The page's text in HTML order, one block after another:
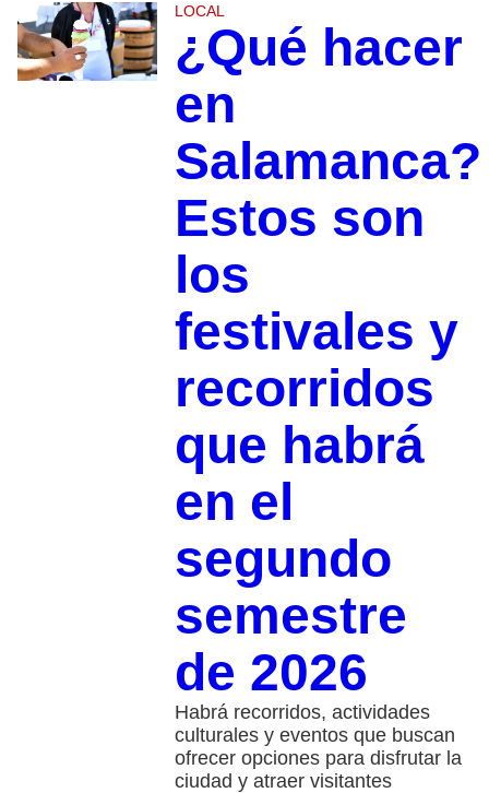
LOCAL
¿Qué hacer
en
Salamanca?
Estos son
los
festivales y
recorridos
que habrá
en el
segundo
semestre
de 2026
Habrá recorridos, actividades
culturales y eventos que buscan
ofrecer opciones para disfrutar la
ciudad y atraer visitantes